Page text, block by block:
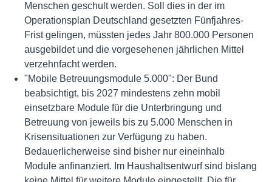
Menschen geschult werden. Soll dies in der im
Operationsplan Deutschland gesetzten Fünfjahres-
Frist gelingen, müssten jedes Jahr 800.000 Personen
ausgebildet und die vorgesehenen jährlichen Mittel
verzehnfacht werden.
"Mobile Betreuungsmodule 5.000": Der Bund
beabsichtigt, bis 2027 mindestens zehn mobil
einsetzbare Module für die Unterbringung und
Betreuung von jeweils bis zu 5.000 Menschen in
Krisensituationen zur Verfügung zu haben.
Bedauerlicherweise sind bisher nur eineinhalb
Module anfinanziert. Im Haushaltsentwurf sind bislang